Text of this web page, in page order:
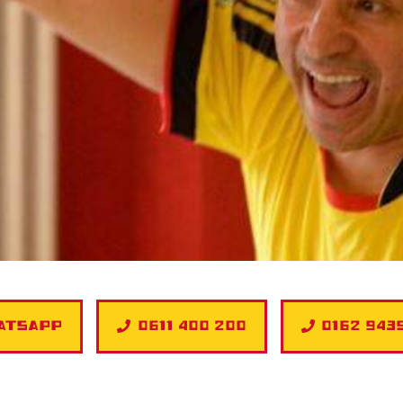
0611 400 200 0162